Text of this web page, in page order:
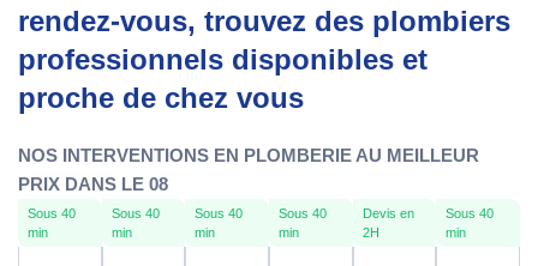
rendez-vous, trouvez des plombiers
professionnels disponibles et
proche de chez vous
NOS INTERVENTIONS EN PLOMBERIE AU MEILLEUR
PRIX DANS LE 08
Sous 40
min
Sous 40
min
Sous 40
min
Sous 40
min
Devis en
2H
Sous 40
min